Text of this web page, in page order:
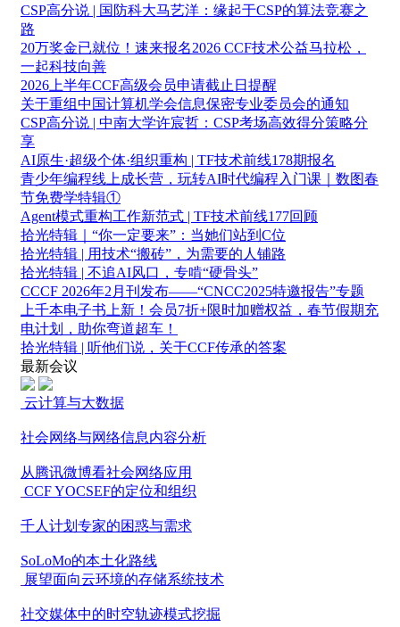
CSP高分说 | 国防科大马艺洋：缘起于CSP的算法竞赛之
路
20万奖金已就位！速来报名2026 CCF技术公益马拉松，
一起科技向善
2026上半年CCF高级会员申请截止日提醒
关于重组中国计算机学会信息保密专业委员会的通知
CSP高分说 | 中南大学许宸哲：CSP考场高效得分策略分
享
AI原生·超级个体·组织重构 | TF技术前线178期报名
青少年编程线上成长营，玩转AI时代编程入门课｜数图春
节免费学特辑①
Agent模式重构工作新范式 | TF技术前线177回顾
拾光特辑｜“你一定要来”：当她们站到C位
拾光特辑 | 用技术“搬砖”，为需要的人铺路
拾光特辑 | 不追AI风口，专啃“硬骨头”
CCCF 2026年2月刊发布——“CNCC2025特邀报告”专题
上千本电子书上新！会员7折+限时加赠权益，春节假期充
电计划，助你弯道超车！
拾光特辑 | 听他们说，关于CCF传承的答案
最新会议
云计算与大数据
社会网络与网络信息内容分析
从腾讯微博看社会网络应用
CCF YOCSEF的定位和组织
千人计划专家的困惑与需求
SoLoMo的本土化路线
展望面向云环境的存储系统技术
社交媒体中的时空轨迹模式挖掘